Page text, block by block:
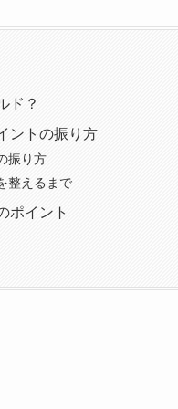
ド？
ントの振り方
振り方
整えるまで
ポイント